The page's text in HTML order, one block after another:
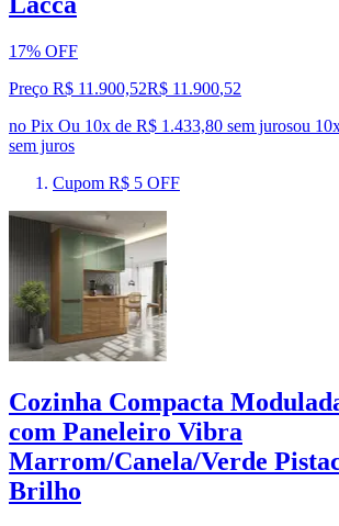
17% OFF
Preço R$ 11.900,52R$ 11.900,52
no Pix Ou 10x de R$ 1.433,80 sem jurosou 10
sem juros
Cupom R$ 5 OFF
Cozinha Compacta
com Paneleiro Vibra
Marrom/Canela/Verde
Brilho